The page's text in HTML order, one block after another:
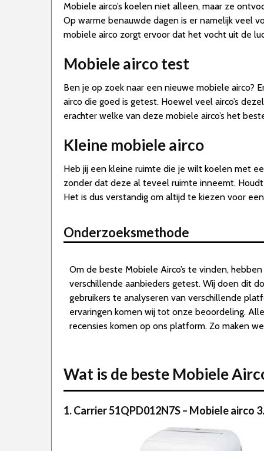
Mobiele airco’s koelen niet alleen, maar ze
Op warme benauwde dagen is er namelijk veel
mobiele airco zorgt ervoor dat het vocht uit de
Mobiele airco test
Ben je op zoek naar een nieuwe mobiele airco?
airco die goed is getest. Hoewel veel airco’s
erachter welke van deze mobiele airco’s het
Kleine mobiele airco
Heb jij een kleine ruimte die je wilt koelen met
zonder dat deze al teveel ruimte inneemt.
Het is dus verstandig om altijd te kiezen voor
Onderzoeksmethode
Om de beste Mobiele Airco’s te vinden,
verschillende aanbieders getest. Wij doen dit
gebruikers te analyseren van verschillende
ervaringen komen wij tot onze beoordeling.
recensies komen op ons platform. Zo maken
Wat is de beste Mobiele
1. Carrier 51QPD012N7S – Mobiele airco